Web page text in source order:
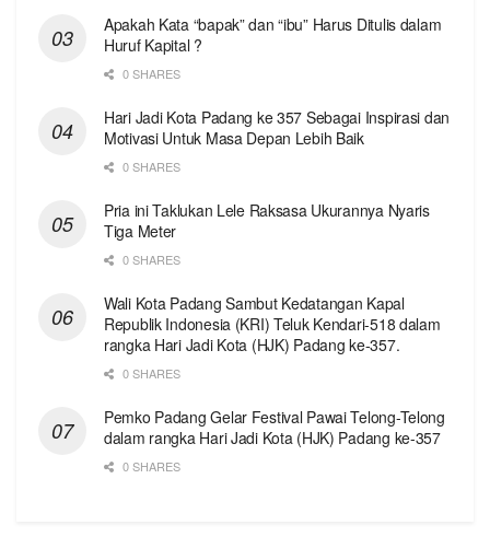
Apakah Kata “bapak” dan “ibu” Harus Ditulis dalam
Huruf Kapital ?
0 SHARES
Hari Jadi Kota Padang ke 357 Sebagai Inspirasi dan
Motivasi Untuk Masa Depan Lebih Baik
0 SHARES
Pria ini Taklukan Lele Raksasa Ukurannya Nyaris
Tiga Meter
0 SHARES
Wali Kota Padang Sambut Kedatangan Kapal
Republik Indonesia (KRI) Teluk Kendari-518 dalam
rangka Hari Jadi Kota (HJK) Padang ke-357.
0 SHARES
Pemko Padang Gelar Festival Pawai Telong-Telong
dalam rangka Hari Jadi Kota (HJK) Padang ke-357
0 SHARES